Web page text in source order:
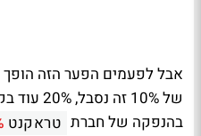
אבל לפעמים הפער הזה הופך
של 10%
בהנפקה של חברת טראקנט